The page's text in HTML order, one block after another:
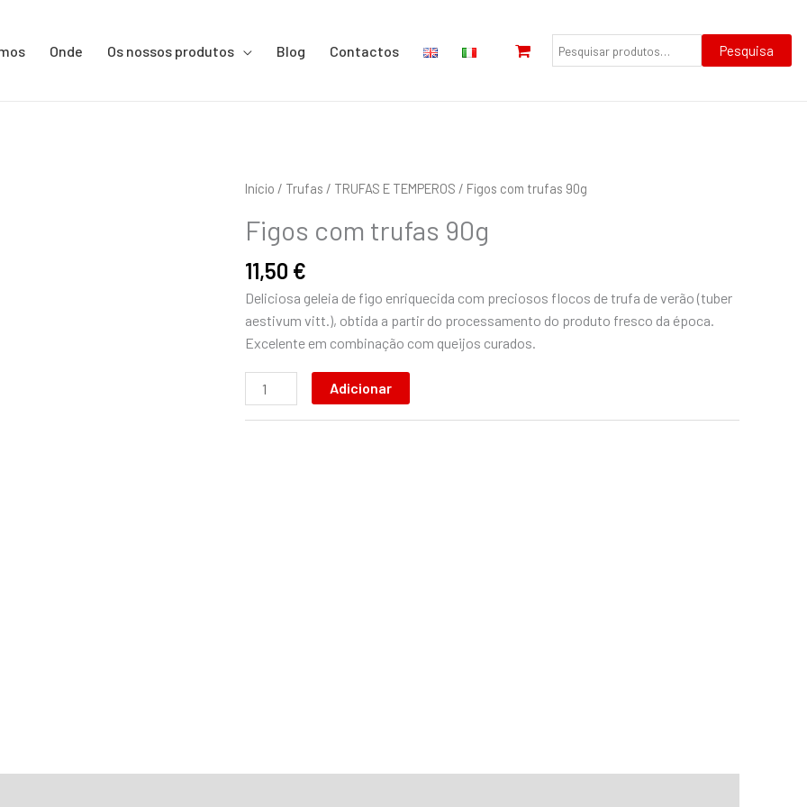
Onde Os nossos produtos Blog Contactos
por:
Pesquisa
Início / Trufas / TRUFAS E TEMPEROS / Figos com trufas 90g
Figos com trufas 90g
11,50 €
Deliciosa geleia de figo enriquecida com preciosos flocos de trufa de verão (tuber
aestivum vitt.), obtida a partir do processamento do produto fresco da época.
Excelente em combinação com queijos curados.
Quantidade
Figos
trufas
90g
Adicionar